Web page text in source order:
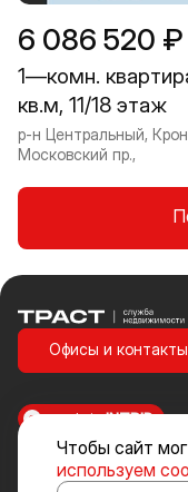
6 086 520 ₽
1—комн.
кв.м, 11/18 этаж
р-н Центральный,
Московский пр.,
Чтобы сайт
используем
Траст | Служба
Офисы и контакты
Стоимость объектов
включенных в «Прайс-
made inINTRID